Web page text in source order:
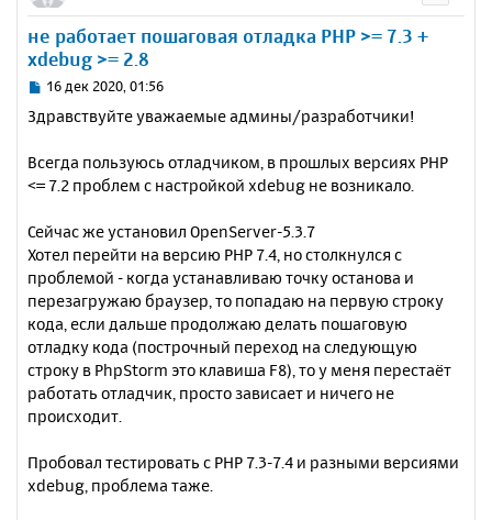
не работает пошаговая отладка PHP >= 7.3 +
xdebug >= 2.8
С
о
щ
е
и
е
16 дек 2020, 01:56
Здравствуйте уважаемые админы/разработчики!
Всегда пользуюсь отладчиком, в прошлых версиях PHP
<= 7.2 проблем с настройкой xdebug не возникало.
Сейчас же установил OpenServer-5.3.7
Хотел перейти на версию PHP 7.4, но столкнулся с
проблемой - когда устанавливаю точку останова и
перезагружаю браузер, то попадаю на первую строку
кода, если дальше продолжаю делать пошаговую
отладку кода (построчный переход на следующую
строку в PhpStorm это клавиша F8), то у меня перестаёт
работать отладчик, просто зависает и ничего не
происходит.
Пробовал тестировать с PHP 7.3-7.4 и разными версиями
xdebug, проблема таже.